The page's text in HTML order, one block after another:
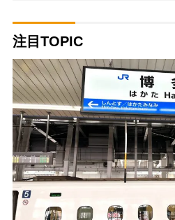
注目TOPIC